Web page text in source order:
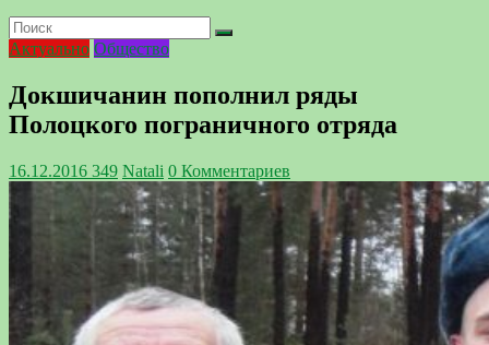
Актуально Общество
Докшичанин пополнил ряды
Полоцкого пограничного отряда
16.12.2016 349 Natali 0 Комментариев